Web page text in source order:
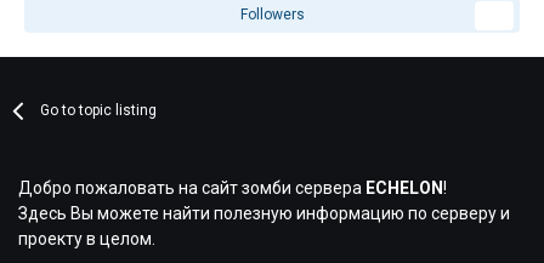
Followers
Go to topic listing
Добро пожаловать на сайт зомби сервера ECHELON!
Здесь Вы можете найти полезную информацию по серверу и
проекту в целом.